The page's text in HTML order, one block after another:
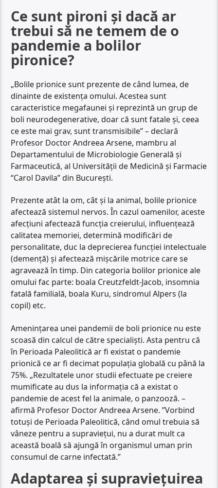
Ce sunt pironi și dacă ar
trebui să ne temem de o
pandemie a bolilor
pironice?
„Bolile prionice sunt prezente de când lumea, de
dinainte de existența omului. Acestea sunt
caracteristice megafaunei și reprezintă un grup de
boli neurodegenerative, doar că sunt fatale și, ceea
ce este mai grav, sunt transmisibile” – declară
Profesor Doctor Andreea Arsene, mambru al
Departamentului de Microbiologie Generală și
Farmaceutică, al Universității de Medicină și Farmacie
“Carol Davila” din București.
Prezente atât la om, cât și la animal, bolile prionice
afectează sistemul nervos. În cazul oamenilor, aceste
afecțiuni afectează funcția creierului, influențează
calitatea memoriei, determină modificări de
personalitate, duc la deprecierea funcției intelectuale
(demență) și afectează mișcările motrice care se
agravează în timp. Din categoria bolilor prionice ale
omului fac parte: boala Creutzfeldt-Jacob, insomnia
fatală familială, boala Kuru, sindromul Alpers (la
copil) etc.
Amenințarea unei pandemii de boli prionice nu este
scoasă din calcul de către specialiști. Asta pentru că
în Perioada Paleolitică ar fi existat o pandemie
prionică ce ar fi decimat populația globală cu până la
75%. „Rezultatele unor studii efectuate pe creiere
mumificate au dus la informația că a existat o
pandemie de acest fel la animale, o panzooză. –
afirmă Profesor Doctor Andreea Arsene. ”Vorbind
totuși de Perioada Paleolitică, când omul trebuia să
vâneze pentru a supraviețui, nu a durat mult ca
această boală să ajungă în organismul uman prin
consumul de carne infectată.”
Adaptarea și supraviețuirea